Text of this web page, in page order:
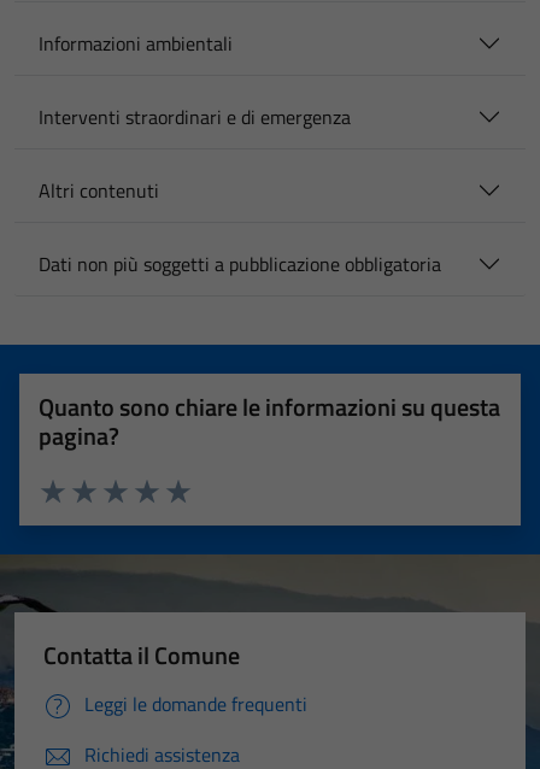
Informazioni ambientali
Interventi straordinari e di emergenza
Altri contenuti
Dati non più soggetti a pubblicazione obbligatoria
Quanto sono chiare le informazioni su questa
pagina?
Valuta 5 stelle su 5
Valuta 4 stelle su 5
Valuta 3 stelle su 5
Valuta 2 stelle su 5
Valuta 1 stelle su 5
Contatta il Comune
Leggi le domande frequenti
Richiedi assistenza